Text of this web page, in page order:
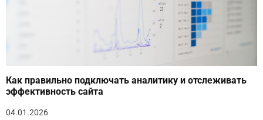
Как правильно подключать аналитику и отслеживать
эффективность сайта
04.01.2026